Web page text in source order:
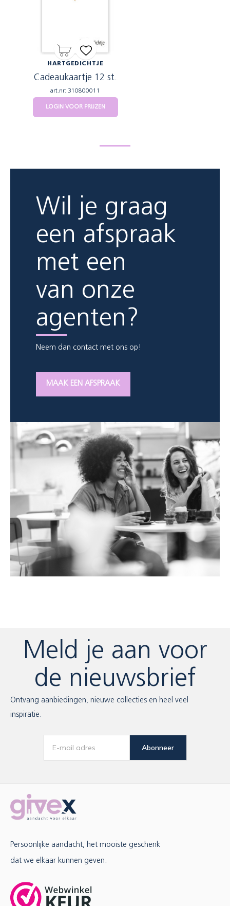
HARTGEDICHTJE
Cadeaukaartje 12 st.
art.nr: 310800011
LOGIN VOOR PRIJZEN
Wil je graag
een afspraak
met een
van onze
agenten?
Neem dan contact met ons op!
MAAK EEN AFSPRAAK
Meld je aan voor
de nieuwsbrief
Ontvang aanbiedingen, nieuwe collecties en heel veel
inspiratie.
Abonneer
Persoonlijke aandacht, het mooiste geschenk
dat we elkaar kunnen geven.